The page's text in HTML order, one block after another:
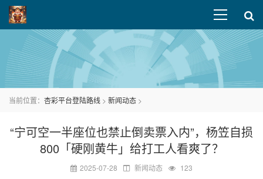
当前位置： 杏彩平台登陆路线 > 新闻动态 >
“宁可空一半座位也禁止倒卖票入内”，杨笠自损
800「硬刚黄牛」给打工人看爽了？
2025-07-28 新闻动态 123